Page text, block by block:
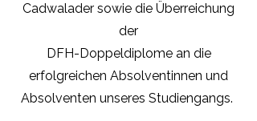
Cadwalader sowie die Überreichung
der
DFH-Doppeldiplome an die
erfolgreichen Absolventinnen und
Absolventen unseres Studiengangs.